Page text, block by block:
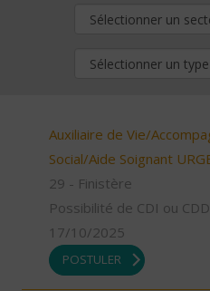
Auxiliaire de Vie/
Social/Aide Soignant
29 - Finistère
Possibilité de CDI ou CDD
17/10/2025
POSTULER